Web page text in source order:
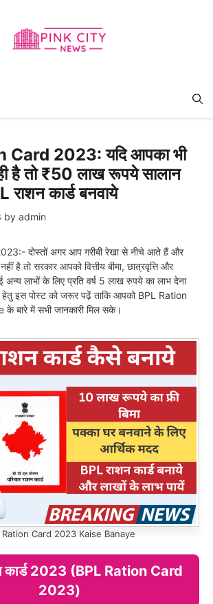
Card 2023: यदि आपका भी
है तो ₹50 लाख रूपये सालान
राशन कार्ड बनवाये
by admin
दोस्तों अगर आप गरीबी रेखा से नीचे आते हैं और
है तो सरकार आपको वित्तीय बीमा, छात्रवृत्ति और
अन्य लाभों के लिए प्रति वर्ष 5 लाख रुपये का लाभ देना
हेतु इस पोस्ट को जरूर पढ़ें ताकि आपको BPL Ration
बारे में सभी जानकारी मिल सके।
Ration Card 2023 Kaise Banaye
कार्ड 2023 (BPL Ration Card
2023)